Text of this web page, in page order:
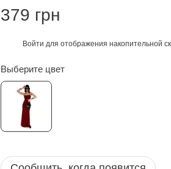
379 грн
Войти для отображения накопительной
Выберите цвет